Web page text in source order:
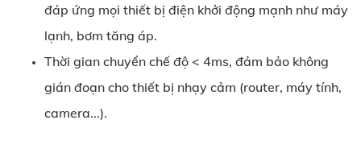
đáp ứng mọi thiết bị điện khởi động mạnh như máy
lạnh, bơm tăng áp.
Thời gian chuyển chế độ < 4ms, đảm bảo không
gián đoạn cho thiết bị nhạy cảm (router, máy tính,
camera...).